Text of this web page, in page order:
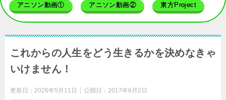
アニソン動画① アニソン動画② 東方Project
これからの人生をどう生きるかを決めなきゃ
いけません！
更新日： 2026年5月11日 公開日： 2017年6月2日